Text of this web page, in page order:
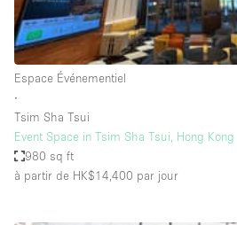
Entrepôt / Espace Stockage / Box
Espace Atypique / Unique
Espace Créatif
Espace Événementiel
Galerie d'art
Espace Événementiel
∙
Tsim Sha Tsui
Event Space in Tsim Sha Tsui, Hong Kong
980 sq ft
à partir de HK$14,400 par jour